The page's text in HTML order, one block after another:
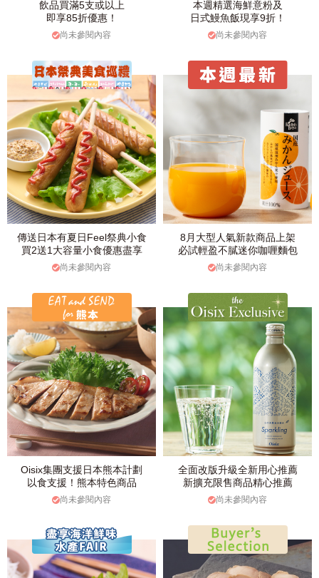
飲品買滿5支或以上
即享85折優惠！
尚未參閱內容
本週精選海鮮意粉及
日式鰻魚飯現享9折！
尚未參閱內容
傳送日本有夏日Feel祭典小食
買2送1大容量小食優惠盡享
尚未參閱內容
8月大型人氣新款商品上架
必試輕盈不膩迷你咖喱麵包
尚未參閱內容
Oisix集團支援日本熊本計劃
以食支援！熊本特色商品
尚未參閱內容
全面改版升級全新用心推薦
新擴充限售商品精心推薦
尚未參閱內容